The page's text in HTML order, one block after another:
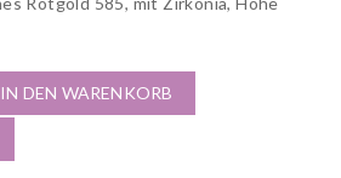
IN DEN WARENKORB